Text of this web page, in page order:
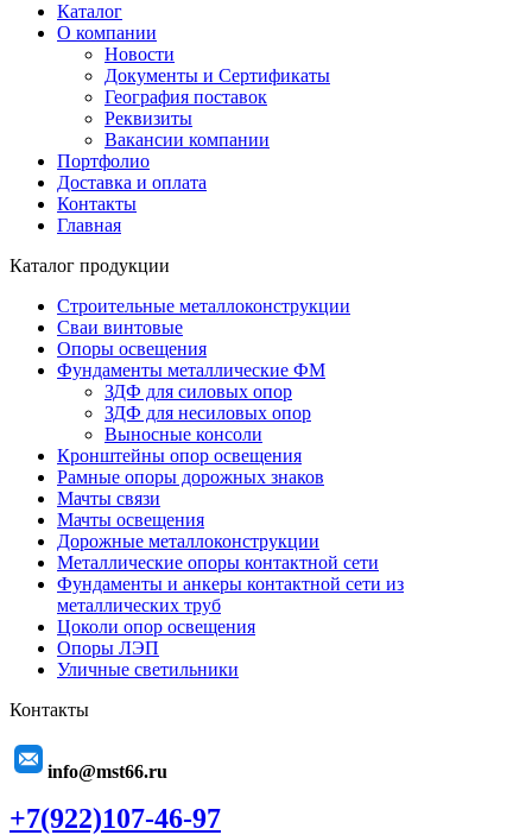
Каталог
О компании
Новости
Документы и Сертификаты
География поставок
Реквизиты
Вакансии компании
Портфолио
Доставка и оплата
Контакты
Главная
Каталог продукции
Строительные металлоконструкции
Сваи винтовые
Опоры освещения
Фундаменты металлические ФМ
ЗДФ для силовых опор
ЗДФ для несиловых опор
Выносные консоли
Кронштейны опор освещения
Рамные опоры дорожных знаков
Мачты связи
Мачты освещения
Дорожные металлоконструкции
Металлические опоры контактной сети
Фундаменты и анкеры контактной сети из
металлических труб
Цоколи опор освещения
Опоры ЛЭП
Уличные светильники
Контакты
info@mst66.ru
+7(922)107-46-97